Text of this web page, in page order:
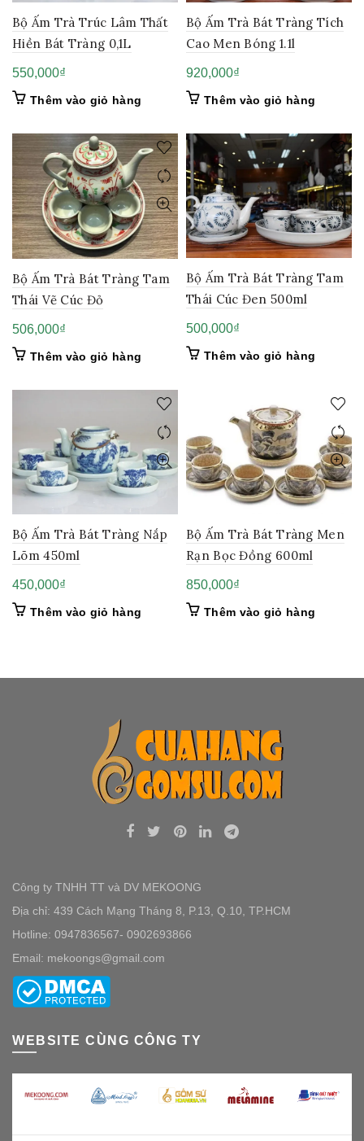
Bộ Ấm Trà Trúc Lâm Thất
Hiền Bát Tràng 0,1L
550,000₫
Thêm vào giỏ hàng
Bộ Ấm Trà Bát Tràng Tích
Cao Men Bóng 1.1l
920,000₫
Thêm vào giỏ hàng
Bộ Ấm Trà Bát Tràng Tam
Thái Vẽ Cúc Đỏ
506,000₫
Thêm vào giỏ hàng
Bộ Ấm Trà Bát Tràng Tam
Thái Cúc Đen 500ml
500,000₫
Thêm vào giỏ hàng
Bộ Ấm Trà Bát Tràng Nắp
Lõm 450ml
450,000₫
Thêm vào giỏ hàng
Bộ Ấm Trà Bát Tràng Men
Rạn Bọc Đồng 600ml
850,000₫
Thêm vào giỏ hàng
Công ty TNHH TT và DV MEKOONG
Địa chỉ: 439 Cách Mạng Tháng 8, P.13, Q.10, TP.HCM
Hotline: 0947836567- 0902693866
Email: mekoongs@gmail.com
WEBSITE CÙNG CÔNG TY